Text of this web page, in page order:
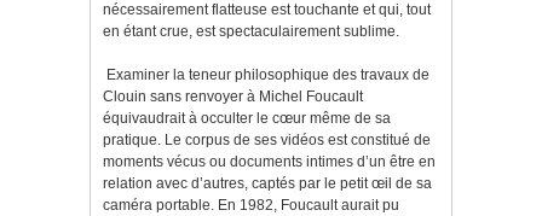
nécessairement flatteuse est touchante et qui, tout
en étant crue, est spectaculairement sublime.
Examiner la teneur philosophique des travaux de
Clouin sans renvoyer à Michel Foucault
équivaudrait à occulter le cœur même de sa
pratique. Le corpus de ses vidéos est constitué de
moments vécus ou documents intimes d’un être en
relation avec d’autres, captés par le petit œil de sa
caméra portable. En 1982, Foucault aurait pu